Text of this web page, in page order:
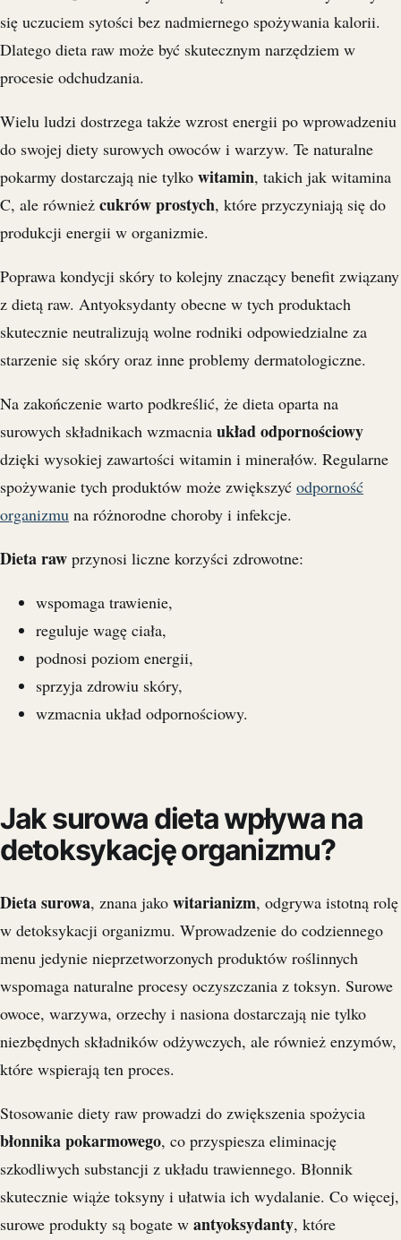
się uczuciem sytości bez nadmiernego spożywania kalorii.
Dlatego dieta raw może być skutecznym narzędziem w
procesie odchudzania.
Wielu ludzi dostrzega także wzrost energii po wprowadzeniu
do swojej diety surowych owoców i warzyw. Te naturalne
pokarmy dostarczają nie tylko witamin, takich jak witamina
C, ale również cukrów prostych, które przyczyniają się do
produkcji energii w organizmie.
Poprawa kondycji skóry to kolejny znaczący benefit związany
z dietą raw. Antyoksydanty obecne w tych produktach
skutecznie neutralizują wolne rodniki odpowiedzialne za
starzenie się skóry oraz inne problemy dermatologiczne.
Na zakończenie warto podkreślić, że dieta oparta na
surowych składnikach wzmacnia układ odpornościowy
dzięki wysokiej zawartości witamin i minerałów. Regularne
spożywanie tych produktów może zwiększyć odporność
organizmu na różnorodne choroby i infekcje.
Dieta raw przynosi liczne korzyści zdrowotne:
wspomaga trawienie,
reguluje wagę ciała,
podnosi poziom energii,
sprzyja zdrowiu skóry,
wzmacnia układ odpornościowy.
Jak surowa dieta wpływa na
detoksykację organizmu?
Dieta surowa, znana jako witarianizm, odgrywa istotną rolę
w detoksykacji organizmu. Wprowadzenie do codziennego
menu jedynie nieprzetworzonych produktów roślinnych
wspomaga naturalne procesy oczyszczania z toksyn. Surowe
owoce, warzywa, orzechy i nasiona dostarczają nie tylko
niezbędnych składników odżywczych, ale również enzymów,
które wspierają ten proces.
Stosowanie diety raw prowadzi do zwiększenia spożycia
błonnika pokarmowego, co przyspiesza eliminację
szkodliwych substancji z układu trawiennego. Błonnik
skutecznie wiąże toksyny i ułatwia ich wydalanie. Co więcej,
surowe produkty są bogate w antyoksydanty, które